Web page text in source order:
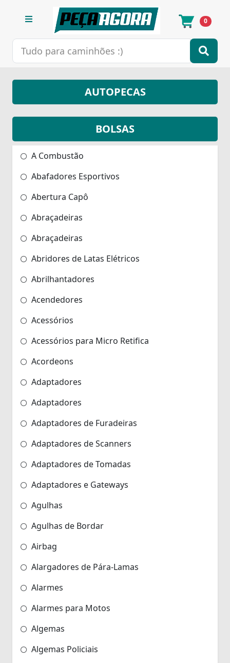
0
AUTOPECAS
BOLSAS
A Combustão
Abafadores Esportivos
Abertura Capô
Abraçadeiras
Abraçadeiras
Abridores de Latas Elétricos
Abrilhantadores
Acendedores
Acessórios
Acessórios para Micro Retifica
Acordeons
Adaptadores
Adaptadores
Adaptadores de Furadeiras
Adaptadores de Scanners
Adaptadores de Tomadas
Adaptadores e Gateways
Agulhas
Agulhas de Bordar
Airbag
Alargadores de Pára-Lamas
Alarmes
Alarmes para Motos
Algemas
Algemas Policiais